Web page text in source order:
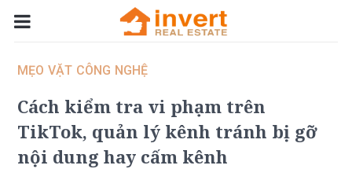
MẸO VẶT CÔNG NGHỆ
Cách kiểm tra vi phạm trên
TikTok, quản lý kênh tránh bị gỡ
nội dung hay cấm kênh